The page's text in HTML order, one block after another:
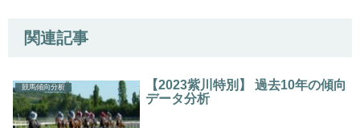
関連記事
競馬傾向分析
【2023紫川特別】 過去10年の傾向
データ分析